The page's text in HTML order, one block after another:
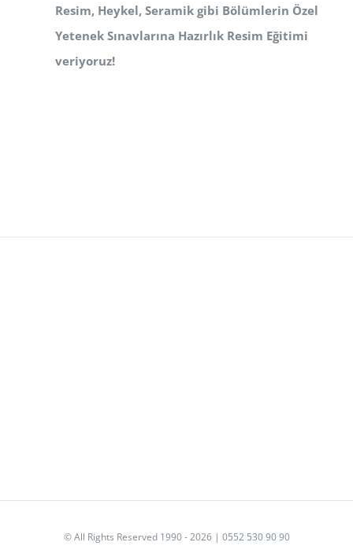
Resim, Heykel, Seramik gibi Bölümlerin Özel
Yetenek Sınavlarına Hazırlık Resim Eğitimi
veriyoruz!
© All Rights Reserved 1990 - 2026 | 0552 530 90 90